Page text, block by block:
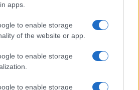
apps.
to enable storage
of the website or app.
to enable storage
to enable storage